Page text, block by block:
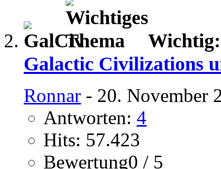
Galactic Civilizations
Ronnar - 20. November
Antworten: 4
Hits: 57.423
Bewertung0 / 5